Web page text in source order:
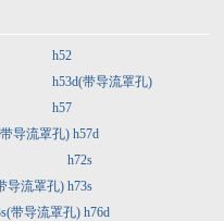
h52
h53d(带导流罩孔)
h57
导流罩孔) h57d
h72s
导流罩孔) h73s
带导流罩孔) h76d